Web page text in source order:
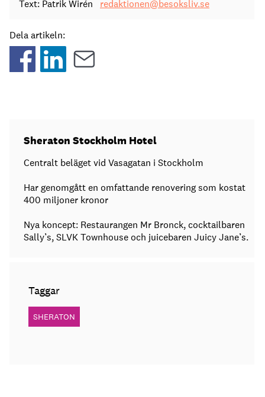
Text: Patrik Wirén redaktionen@besoksliv.se
Dela artikeln:
Sheraton Stockholm Hotel
Centralt beläget vid Vasagatan i Stockholm
Har genomgått en omfattande renovering som kostat
400 miljoner kronor
Nya koncept: Restaurangen Mr Bronck, cocktailbaren
Sally’s, SLVK Townhouse och juicebaren Juicy Jane’s.
Taggar
SHERATON